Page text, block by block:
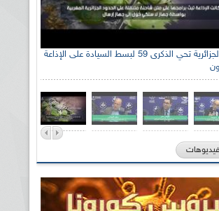
الإذاعة الجزائرية تحي الذكرى 59 لبسط السيادة على الإذاعة
الوطنية الجزائرية للتضامن مع الشعب
السيد سعيد العياشي